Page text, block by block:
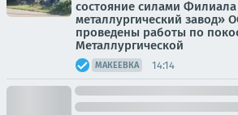
состояние силами
металлургический
проведены работы по
Металлургической
МАКЕЕВКА 14:14